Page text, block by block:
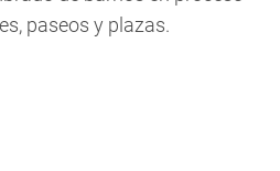
paseos y plazas.